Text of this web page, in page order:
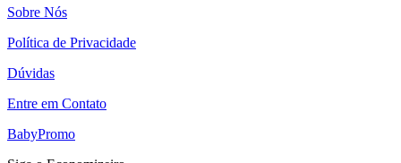
Sobre Nós
Política de Privacidade
Dúvidas
Entre em Contato
BabyPromo